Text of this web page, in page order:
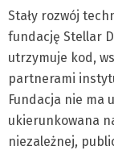
Stały rozwój
fundację Stellar
utrzymuje kod,
partnerami
Fundacja nie ma
ukierunkowana
niezależnej,